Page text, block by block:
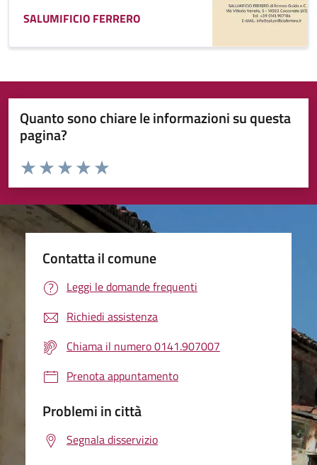
SALUMIFICIO FERRERO
Quanto sono chiare le informazioni su questa
pagina?
Valuta da 1 a 5 stelle la pagina
Valuta 5 stelle su 5
Valuta 4 stelle su 5
Valuta 3 stelle su 5
Valuta 2 stelle su 5
Valuta 1 stelle su 5
Contatta il comune
Leggi le domande frequenti
Richiedi assistenza
Chiama il numero 0141.907007
Prenota appuntamento
Problemi in città
Segnala disservizio